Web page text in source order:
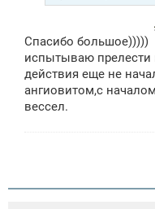
Спасибо большое)))))
испытываю прелести
действия еще не
ангиовитом,с
вессел.